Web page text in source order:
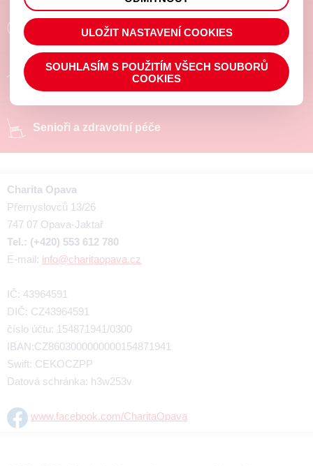
Poradíme a pomůžeme
Chráněné pracoviště
Senioři a zdravotní péče
Charita Opava
Přemyslovců 13/26
747 07 Opava-Jaktař
Tel.: (+420) 553 612 780
E-mail: info@charitaopava.cz
IČ: 43964591
DIČ: CZ43964591
číslo účtu: 154871941/0300
IBAN:CZ8603000000000154871941
Swift: CEKOCZPP
Datová schránka: h3w253v
www.facebook.com/CharitaOpava
prohlížené zboží apod.
ULOŽIT NASTAVENÍ COOKIES
SOUHLASÍM S POUŽITÍM VŠECH SOUBORŮ
COOKIES